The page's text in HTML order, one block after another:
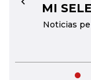
MI
Noticias
←